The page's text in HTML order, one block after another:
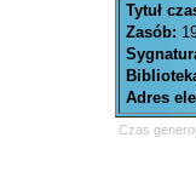
Tytuł
Zasób:
Adres
Czas